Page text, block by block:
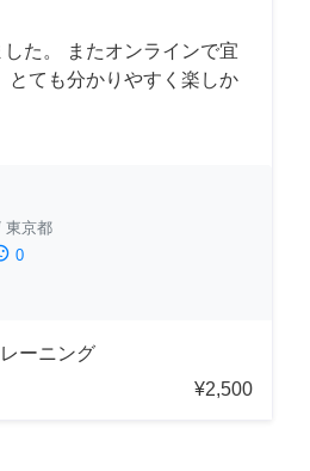
た。 またオンラインで宜
とても分かりやすく楽しか
東京都
0
ーニング
¥2,500